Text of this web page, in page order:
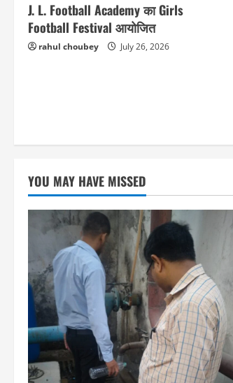
J. L. Football Academy का Girls
Football Festival आयोजित
rahul choubey July 26, 2026
YOU MAY HAVE MISSED